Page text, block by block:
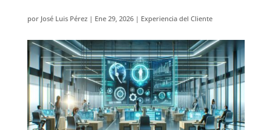
por José Luis Pérez| Ene 29, 2026| Experiencia del Cliente